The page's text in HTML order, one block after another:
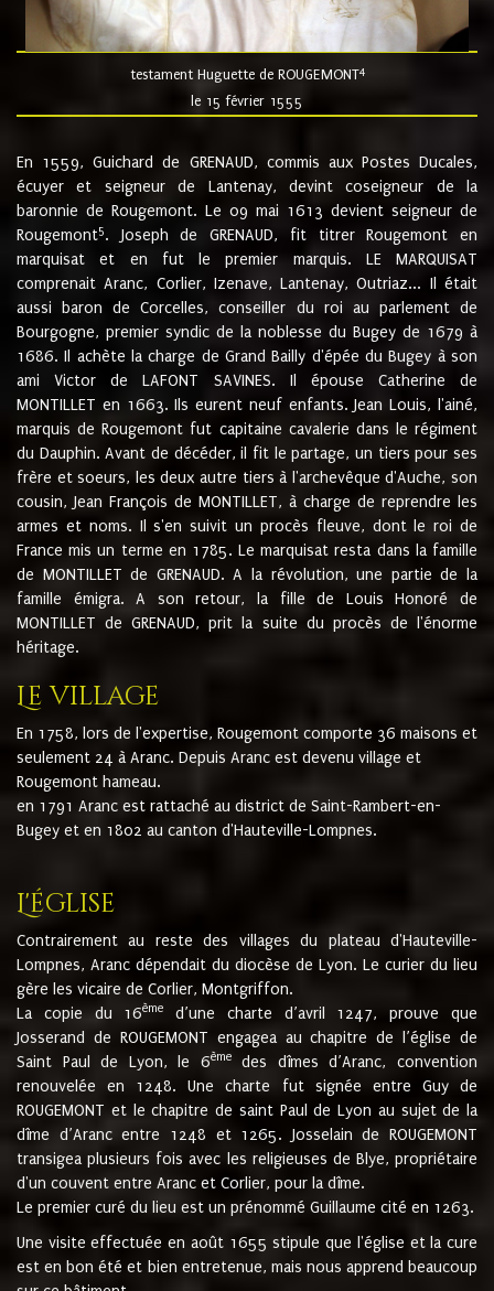
testament Huguette de ROUGEMONT4
le 15 février 1555
En 1559, Guichard de GRENAUD, commis aux Postes Ducales,
écuyer et seigneur de Lantenay, devint coseigneur de la
baronnie de Rougemont. Le 09 mai 1613 devient seigneur de
Rougemont5. Joseph de GRENAUD, fit titrer Rougemont en
marquisat et en fut le premier marquis. LE MARQUISAT
comprenait Aranc, Corlier, Izenave, Lantenay, Outriaz... Il était
aussi baron de Corcelles, conseiller du roi au parlement de
Bourgogne, premier syndic de la noblesse du Bugey de 1679 à
1686. Il achète la charge de Grand Bailly d'épée du Bugey à son
ami Victor de LAFONT SAVINES. Il épouse Catherine de
MONTILLET en 1663. Ils eurent neuf enfants. Jean Louis, l'ainé,
marquis de Rougemont fut capitaine cavalerie dans le régiment
du Dauphin. Avant de décéder, il fit le partage, un tiers pour ses
frère et soeurs, les deux autre tiers à l'archevêque d'Auche, son
cousin, Jean François de MONTILLET, à charge de reprendre les
armes et noms. Il s'en suivit un procès fleuve, dont le roi de
France mis un terme en 1785. Le marquisat resta dans la famille
de MONTILLET de GRENAUD. A la révolution, une partie de la
famille émigra. A son retour, la fille de Louis Honoré de
MONTILLET de GRENAUD, prit la suite du procès de l'énorme
héritage.
Le village
En 1758, lors de l'expertise, Rougemont comporte 36 maisons et
seulement 24 à Aranc. Depuis Aranc est devenu village et
Rougemont hameau.
en 1791 Aranc est rattaché au district de Saint-Rambert-en-
Bugey et en 1802 au canton d'Hauteville-Lompnes.
L'église
Contrairement au reste des villages du plateau d'Hauteville-
Lompnes, Aranc dépendait du diocèse de Lyon. Le curier du lieu
gère les vicaire de Corlier, Montgriffon.
La copie du 16ème
d’une charte d’avril 1247, prouve que
Josserand de ROUGEMONT engagea au chapitre de l’église de
Saint Paul de Lyon, le 6èmedes dîmes d’Aranc, convention
renouvelée en 1248. Une charte fut signée entre Guy de
ROUGEMONT et le chapitre de saint Paul de Lyon au sujet de la
dîme d’Aranc entre 1248 et 1265. Josselain de ROUGEMONT
transigea plusieurs fois avec les religieuses de Blye, propriétaire
d'un couvent entre Aranc et Corlier, pour la dîme.
Le premier curé du lieu est un prénommé Guillaume cité en 1263.
Une visite effectuée en août 1655 stipule que l'église et la cure
est en bon été et bien entretenue, mais nous apprend beaucoup